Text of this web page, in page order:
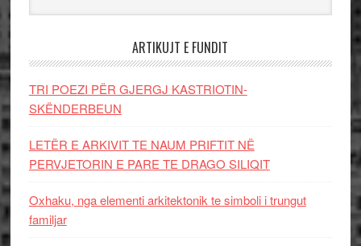
ARTIKUJT E FUNDIT
TRI POEZI PËR GJERGJ KASTRIOTIN-
SKËNDERBEUN
LETËR E ARKIVIT TE NAUM PRIFTIT NË
PERVJETORIN E PARE TE DRAGO SILIQIT
Oxhaku, nga elementi arkitektonik te simboli i trungut
familjar